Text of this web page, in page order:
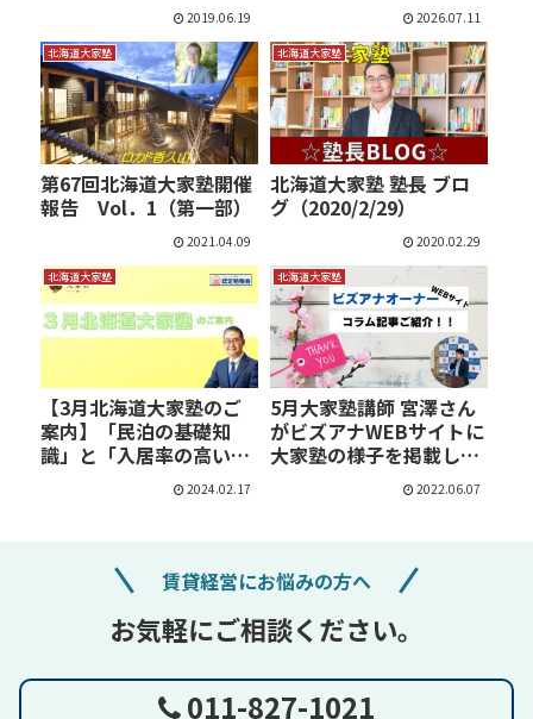
2019.06.19 2026.07.11
北海道大家塾
第67回北海道大家塾開催
報告 Vol．1（第一部）
2021.04.09
北海道大家塾
北海道大家塾 塾長 ブロ
グ（2020/2/29）
2020.02.29
北海道大家塾
【3月北海道大家塾のご
案内】「民泊の基礎知
識」と「入居率の高いオ
2024.02.17
北海道大家塾
5月大家塾講師 宮澤さん
がビズアナWEBサイトに
大家塾の様子を掲載して
2022.06.07
賃貸経営にお悩みの方へ
お気軽にご相談ください。
011-827-1021